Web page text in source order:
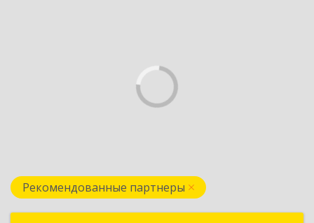
Рекомендованные партнеры